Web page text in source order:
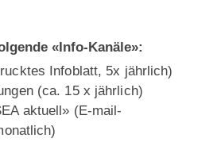
«Info-Kanäle»:
Infoblatt, 5x jährlich)
(ca. 15 x jährlich)
aktuell» (E-mail-